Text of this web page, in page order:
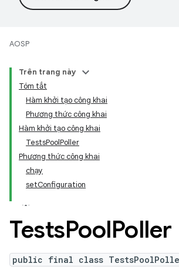
AOSP
Trên trang này
Tóm tắt
Hàm khởi tạo công khai
Phương thức công khai
Hàm khởi tạo công khai
TestsPoolPoller
Phương thức công khai
chạy
setConfiguration
TestsPoolPoller
public final class